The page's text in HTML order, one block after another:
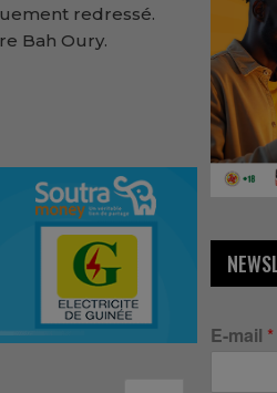
redressé.
Bah Oury.
E-mail *